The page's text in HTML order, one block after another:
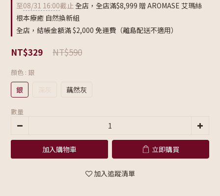
至08/31 16:00截止全店，全店滿$8,999 贈 AROMASE 艾瑪絲
根本療癒 自然換新組
全店，結帳金額滿 $2,000 免運費（離島配送不適用）
NT$590
NT$329
顏色 : 銀
銀 藕然灰
數量
加入購物車 立即購買
加入追蹤清單